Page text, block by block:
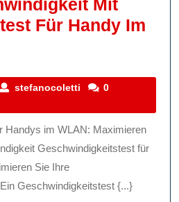
Mit
Für Handy Im
stefanocoletti stefanocoletti
0
Geschwindigkeitstest für
Sie Ihre
Geschwindigkeitstest {...}